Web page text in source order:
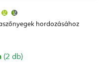
hordozásához
átlagos
értékelése
csillag.
(2 db)